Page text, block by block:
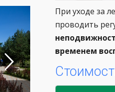
При уходе за
проводить
временем